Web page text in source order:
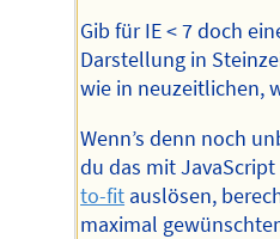
Gib für IE < 7 doch
Darstellung in
wie in neuzeitlichen,
Wenn’s denn noch
du das mit JavaScript
to-fit auslösen,
maximal